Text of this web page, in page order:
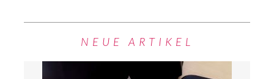
NEUE ARTIKEL